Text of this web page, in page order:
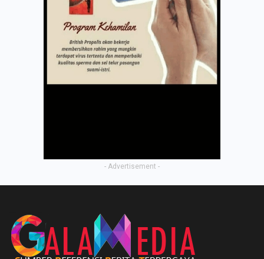
- Advertisement -